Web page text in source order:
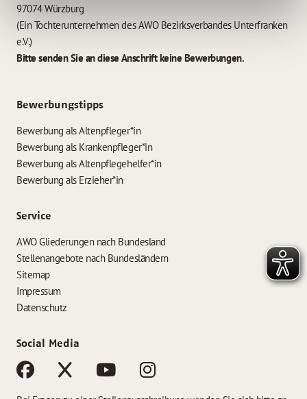
97074 Würzburg
(Ein Tochterunternehmen des AWO Bezirksverbandes Unterfranken
e.V.)
Bitte senden Sie an diese Anschrift keine Bewerbungen.
Bewerbungstipps
Bewerbung als Altenpfleger*in
Bewerbung als Krankenpfleger*in
Bewerbung als Altenpflegehelfer*in
Bewerbung als Erzieher*in
Service
AWO Gliederungen nach Bundesland
Stellenangebote nach Bundesländern
Sitemap
Impressum
Datenschutz
Social Media